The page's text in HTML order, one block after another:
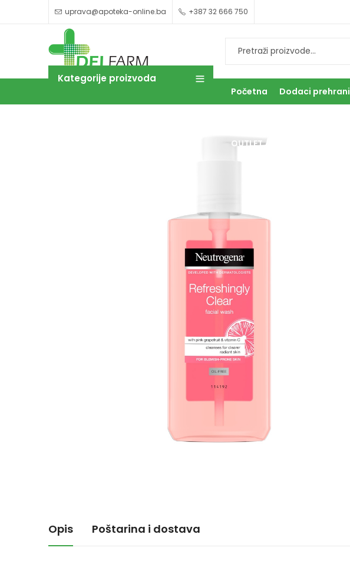
uprava@apoteka-online.ba +387 32 666 750
Kategorije proizvoda
Početna Dodaci prehrani
OUTLET
Opis Poštarina i dostava